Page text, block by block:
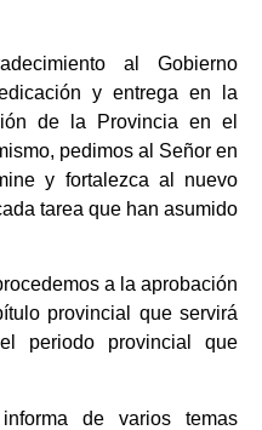
al Gobierno
y entrega en la
de la Provincia en el
pedimos al Señor en
y fortalezca al nuevo
tarea que han asumido
a la aprobación
provincial que servirá
periodo provincial que
de varios temas